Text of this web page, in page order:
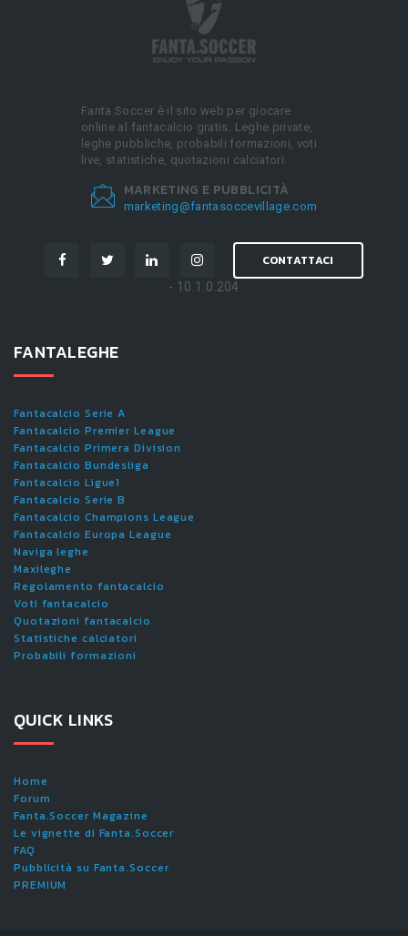
Fanta.Soccer è il sito web per giocare
online al fantacalcio gratis. Leghe private,
leghe pubbliche, probabili formazioni, voti
live, statistiche, quotazioni calciatori.
MARKETING E PUBBLICITÀ
marketing@fantasoccevillage.com
CONTATTACI
- 10.1.0.204
FANTALEGHE
Fantacalcio Serie A
Fantacalcio Premier League
Fantacalcio Primera Division
Fantacalcio Bundesliga
Fantacalcio Ligue1
Fantacalcio Serie B
Fantacalcio Champions League
Fantacalcio Europa League
Naviga leghe
Maxileghe
Regolamento fantacalcio
Voti fantacalcio
Quotazioni fantacalcio
Statistiche calciatori
Probabili formazioni
QUICK LINKS
Home
Forum
Fanta.Soccer Magazine
Le vignette di Fanta.Soccer
FAQ
Pubblicità su Fanta.Soccer
PREMIUM